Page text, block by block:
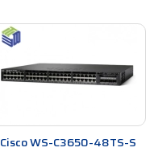
Cisco WS-C3650-48TS-S